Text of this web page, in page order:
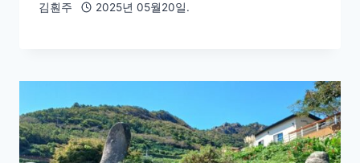
김훤주 2025년 05월20일.